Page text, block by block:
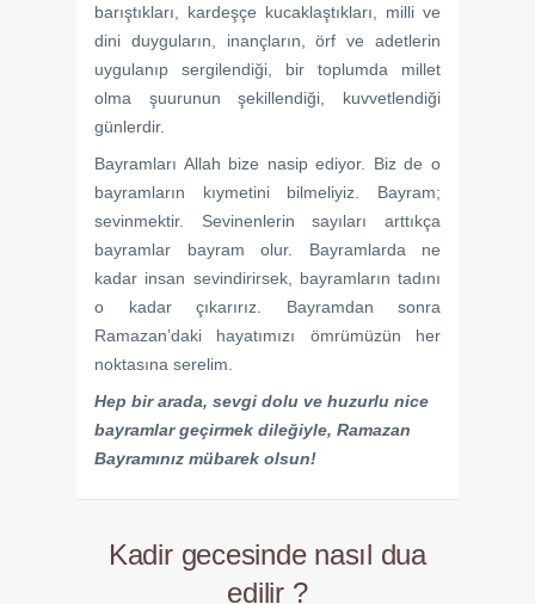
barıştıkları, kardeşçe kucaklaştıkları, milli ve
dini duyguların, inançların, örf ve adetlerin
uygulanıp sergilendiği, bir toplumda millet
olma şuurunun şekillendiği, kuvvetlendiği
günlerdir.
Bayramları Allah bize nasip ediyor. Biz de o
bayramların kıymetini bilmeliyiz. Bayram;
sevinmektir. Sevinenlerin sayıları arttıkça
bayramlar bayram olur. Bayramlarda ne
kadar insan sevindirirsek, bayramların tadını
o kadar çıkarırız. Bayramdan sonra
Ramazan’daki hayatımızı ömrümüzün her
noktasına serelim.
Hep bir arada, sevgi dolu ve huzurlu nice
bayramlar geçirmek dileğiyle, Ramazan
Bayramınız mübarek olsun!
Kadir gecesinde nasıl dua
edilir ?